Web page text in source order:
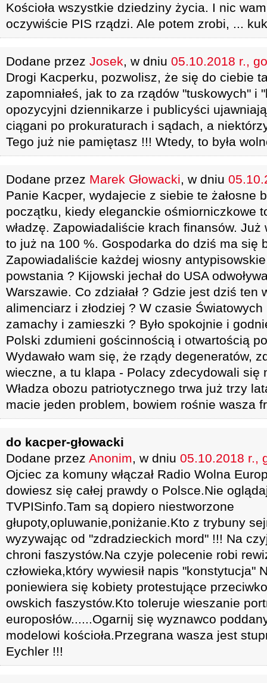
Kościoła wszystkie dziedziny życia. I nic
oczywiście PIS rządzi. Ale potem zrobi, ...
Dodane przez Josek, w dniu 05.10.2018 r.,
Drogi Kacperku, pozwolisz, że się do ciebie
zapomniałeś, jak to za rządów "tuskowych" i
opozycyjni dziennikarze i publicyści
ciągani po prokuraturach i sądach, a
Tego już nie pamiętasz !!! Wtedy, to była
Dodane przez Marek Głowacki, w dniu
Panie Kacper, wydajecie z siebie te żałosne
początku, kiedy eleganckie ośmiorniczkowe
władzę. Zapowiadaliście krach finansów.
to już na 100 %. Gospodarka do dziś ma się
Zapowiadaliście każdej wiosny
powstania ? Kijowski jechał do USA
Warszawie. Co zdziałał ? Gdzie jest dziś ten
alimenciarz i złodziej ? W czasie Światowych
zamachy i zamieszki ? Było spokojnie i
Polski zdumieni gościnnością i otwartością
Wydawało wam się, że rządy degeneratów,
wieczne, a tu klapa - Polacy zdecydowali się
Władza obozu patriotycznego trwa już trzy
macie jeden problem, bowiem rośnie wasza
do kacper-głowacki
Dodane przez Anonim, w dniu 05.10.2018 r.,
Ojciec za komuny włączał Radio Wolna
dowiesz się całej prawdy o Polsce.Nie
TVPISinfo.Tam są dopiero niestworzone
głupoty,opluwanie,poniżanie.Kto z trybuny
wyzywając od "zdradzieckich mord" !!! Na
chroni faszystów.Na czyje polecenie robi
człowieka,który wywiesił napis "konstytucja"
poniewiera się kobiety protestujące
owskich faszystów.Kto toleruje wieszanie
europosłów......Ogarnij się wyznawco
modelowi kościoła.Przegrana wasza jest
Eychler !!!